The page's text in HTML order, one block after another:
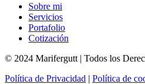
Sobre mi
Servicios
Portafolio
Cotización
© 2024 Marifergutt | Todos los
Política de Privacidad | Política de